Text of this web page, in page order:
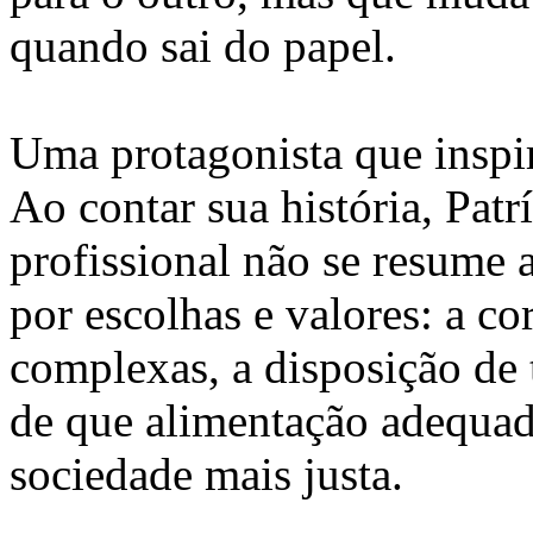
quando sai do papel.
Uma protagonista que
Ao contar sua história,
profissional não se resume
por escolhas e valores: a
complexas, a disposição
de que alimentação
sociedade mais justa.